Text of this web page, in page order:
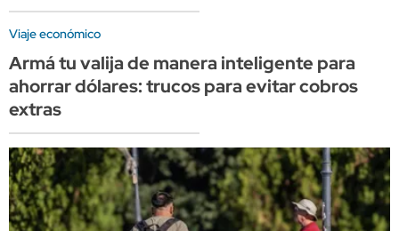
Viaje económico
Armá tu valija de manera inteligente para
ahorrar dólares: trucos para evitar cobros
extras